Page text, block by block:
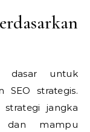
dasar untuk
SEO strategis.
jangka
dan mampu